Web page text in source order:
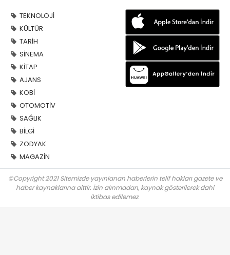
TEKNOLOJİ
KÜLTÜR
TARİH
SİNEMA
KİTAP
AJANS
KOBİ
OTOMOTİV
SAĞLIK
BİLGİ
ZODYAK
MAGAZİN
©Copyright 2021 Sitemizde yayınlanan haberlerin telif hakları gazete ve
haber kaynaklarına aittir. İzin alınmadan, kaynak gösterilerek dahi
iktibas edilemez.